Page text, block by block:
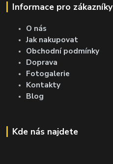
Informace pro zákazníky
O nás
Jak nakupovat
Obchodní podmínky
Doprava
Fotogalerie
Kontakty
Blog
Kde nás najdete